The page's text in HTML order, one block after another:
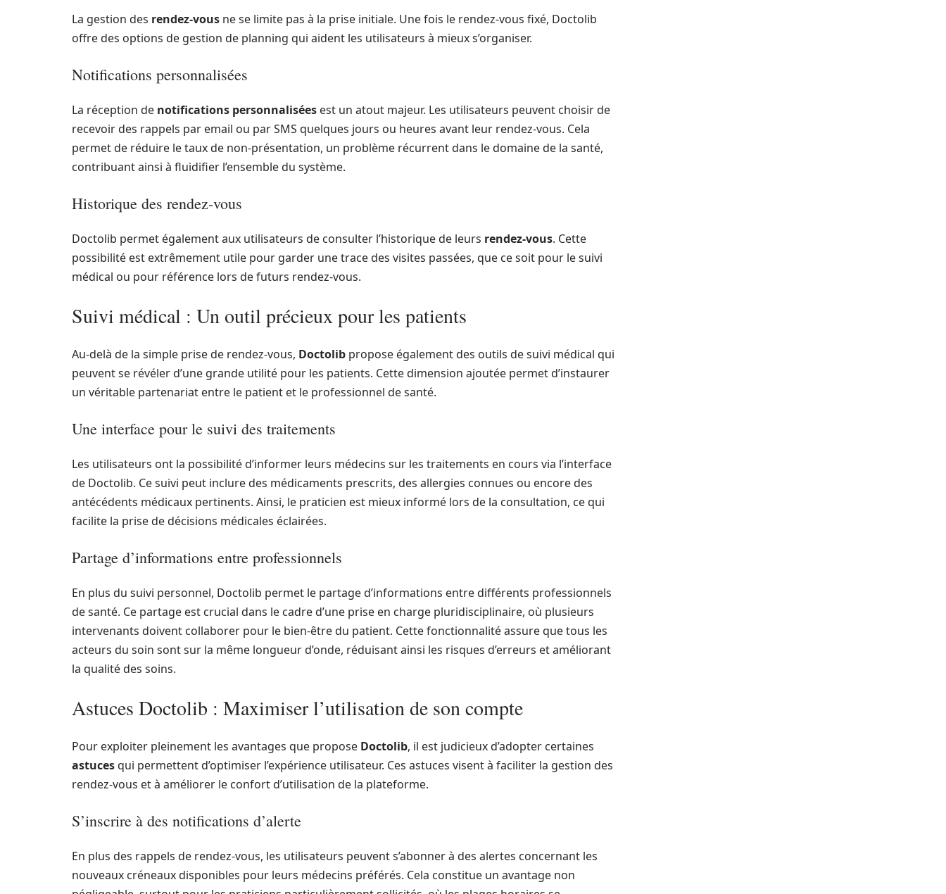
La gestion des rendez-vous ne se limite pas à la prise initiale. Une fois le rendez-vous fixé, Doctolib
offre des options de gestion de planning qui aident les utilisateurs à mieux s’organiser.
Notifications personnalisées
La réception de notifications personnalisées est un atout majeur. Les utilisateurs peuvent choisir de
recevoir des rappels par email ou par SMS quelques jours ou heures avant leur rendez-vous. Cela
permet de réduire le taux de non-présentation, un problème récurrent dans le domaine de la santé,
contribuant ainsi à fluidifier l’ensemble du système.
Historique des rendez-vous
Doctolib permet également aux utilisateurs de consulter l’historique de leurs rendez-vous. Cette
possibilité est extrêmement utile pour garder une trace des visites passées, que ce soit pour le suivi
médical ou pour référence lors de futurs rendez-vous.
Suivi médical : Un outil précieux pour les patients
Au-delà de la simple prise de rendez-vous, Doctolib propose également des outils de suivi médical qui
peuvent se révéler d’une grande utilité pour les patients. Cette dimension ajoutée permet d’instaurer
un véritable partenariat entre le patient et le professionnel de santé.
Une interface pour le suivi des traitements
Les utilisateurs ont la possibilité d’informer leurs médecins sur les traitements en cours via l’interface
de Doctolib. Ce suivi peut inclure des médicaments prescrits, des allergies connues ou encore des
antécédents médicaux pertinents. Ainsi, le praticien est mieux informé lors de la consultation, ce qui
facilite la prise de décisions médicales éclairées.
Partage d’informations entre professionnels
En plus du suivi personnel, Doctolib permet le partage d’informations entre différents professionnels
de santé. Ce partage est crucial dans le cadre d’une prise en charge pluridisciplinaire, où plusieurs
intervenants doivent collaborer pour le bien-être du patient. Cette fonctionnalité assure que tous les
acteurs du soin sont sur la même longueur d’onde, réduisant ainsi les risques d’erreurs et améliorant
la qualité des soins.
Astuces Doctolib : Maximiser l’utilisation de son compte
Pour exploiter pleinement les avantages que propose Doctolib, il est judicieux d’adopter certaines
astucesqui permettent d’optimiser l’expérience utilisateur. Ces astuces visent à faciliter la gestion des
rendez-vous et à améliorer le confort d’utilisation de la plateforme.
S’inscrire à des notifications d’alerte
En plus des rappels de rendez-vous, les utilisateurs peuvent s’abonner à des alertes concernant les
nouveaux créneaux disponibles pour leurs médecins préférés. Cela constitue un avantage non